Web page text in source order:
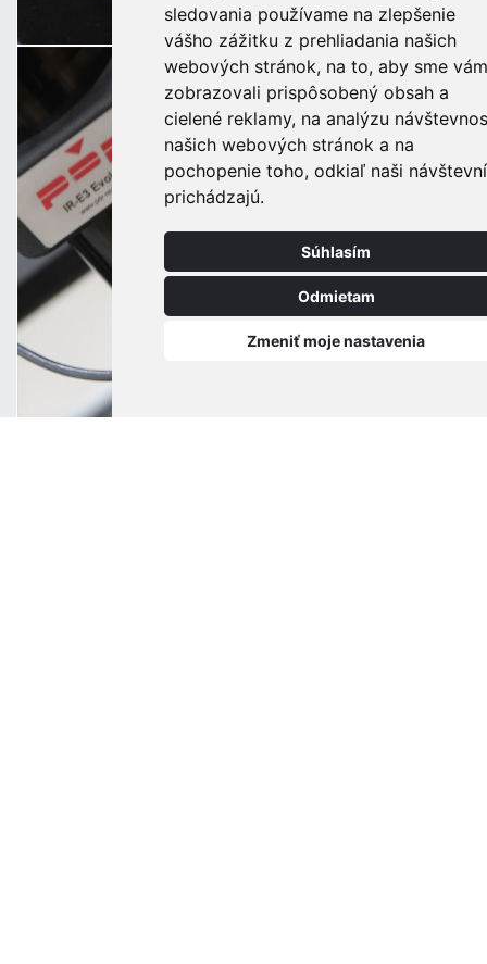
sledovania používame na zlepšenie
vášho zážitku z prehliadania našich
webových stránok, na to, aby sme vám
zobrazovali prispôsobený obsah a
cielené reklamy, na analýzu
našich webových stránok a na
pochopenie toho, odkiaľ naši
prichádzajú.
Súhlasím
Odmietam
Zmeniť moje nastavenia